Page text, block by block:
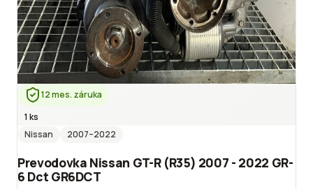
12 mes. záruka
1 ks
Nissan
2007–2022
Prevodovka Nissan GT-R (R35) 2007 - 2022 GR-
6 Dct GR6DCT